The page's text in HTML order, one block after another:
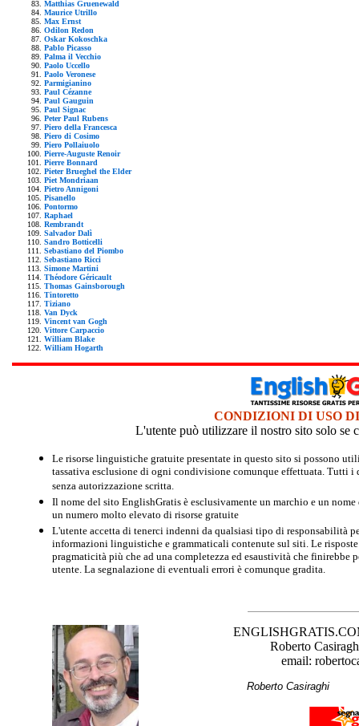
Matthias Gruenewald
Maurice Utrillo
Max Ernst
Odilon Redon
Oskar Kokoschka
Pablo Picasso
Palma il Vecchio
Paolo Uccello
Paolo Veronese
Parmigianino
Paul Cézanne
Paul Gauguin
Paul Signac
Peter Paul Rubens
Piero della Francesca
Piero di Cosimo
Piero Pollaiuolo
Pierre-Auguste Renoir
Pierre Bonnard
Pieter Brueghel the Elder
Piet Mondriaan
Pietro Annigoni
Pisanello
Pontormo
Raphael
Rembrandt
Salvador Dalì
Sandro Botticelli
Sebastiano del Piombo
Sebastiano Ricci
Simone Martini
Théodore Géricault
Thomas Gainsborough
Tintoretto
Tiziano
Van Dyck
Vincent van Gogh
Vittore Carpaccio
William Blake
William Hogarth
CONDIZIONI DI USO
L'utente può utilizzare il nostro sito solo se
Le risorse linguistiche gratuite presentate in questo sito si possono
tassativa esclusione di ogni condivisione comunque effettuata. Tutti
senza autorizzazione scritta.
Il nome del sito EnglishGratis è esclusivamente un marchio e un
un numero molto elevato di risorse gratuite
L'utente accetta di tenerci indenni da qualsiasi tipo di responsabilità
informazioni linguistiche e grammaticali contenute sul siti. Le
pragmaticità più che ad una completezza ed esaustività che finirebbe
utente. La segnalazione di eventuali errori è comunque gradita.
Roberto
email:
Roberto